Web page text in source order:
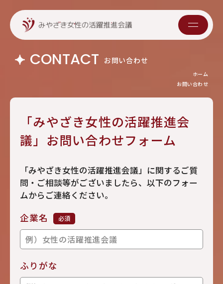
CONTACT お問い合わせ
ホーム
お問い合わせ
「みやざき女性の活躍推進会
議」お問い合わせフォーム
「みやざき⼥性の活躍推進会議」に関するご質
問・ご相談等がございましたら、以下のフォー
ムからご連絡ください。
企業名 必須
ふりがな